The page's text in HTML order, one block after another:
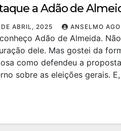
a Adão de
ABRIL, 2025 ANSELMO
Adão de Almeida.
dele. Mas gostei da
como defendeu a
sobre as eleições gerais.